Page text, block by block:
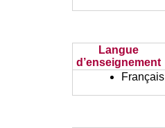
Langue
d’enseignement
Français